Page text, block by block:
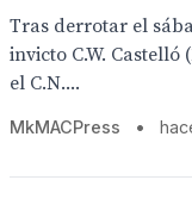
Tras derrotar el
invicto C.W. Castelló
el C.N....
MkMACPress •